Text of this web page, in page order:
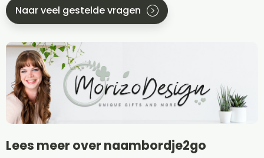
Naar veel gestelde vragen
Lees meer over naambordje2go